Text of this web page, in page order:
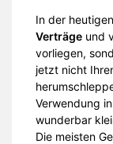
In der
Verträge und
vorliegen,
jetzt nicht
Verwendung
wunderbar
Die meisten